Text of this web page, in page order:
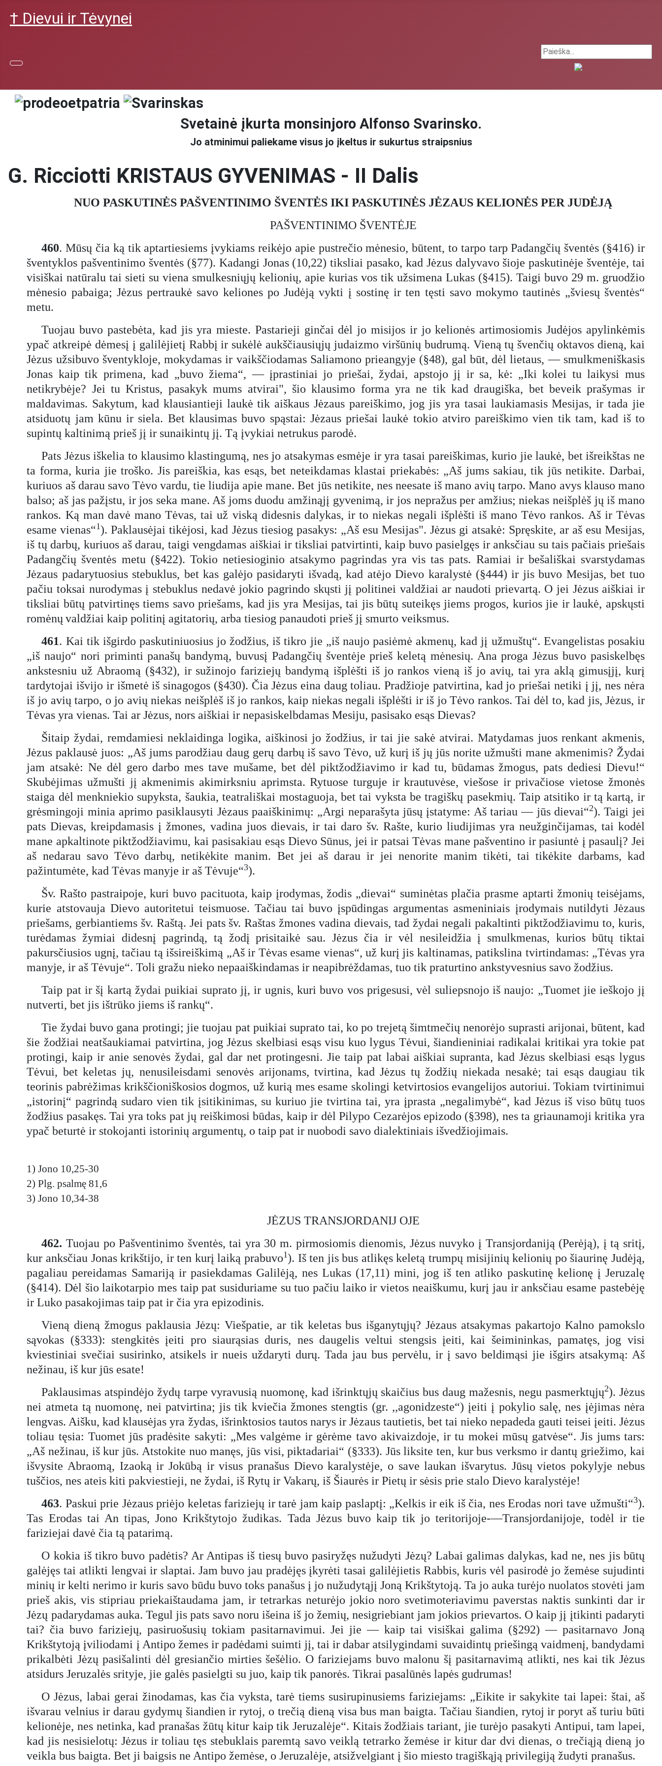
† Dievui ir Tėvynei
Search ...
Svetainė įkurta monsinjoro Alfonso Svarinsko.
Jo atminimui paliekame visus jo įkeltus ir sukurtus straipsnius
G. Ricciotti KRISTAUS GYVENIMAS - II Dalis
NUO PASKUTINĖS PAŠVENTINIMO ŠVENTĖS IKI PASKUTINĖS JĖZAUS KELIONĖS PER JUDĖJĄ
PAŠVENTINIMO ŠVENTĖJE
460. Mūsų čia ką tik aptartiesiems įvykiams reikėjo apie pustrečio mėnesio, būtent, to tarpo tarp Padangčių šventės (§416) ir
šventyklos pašventinimo šventės (§77). Kadangi Jonas (10,22) tiksliai pasako, kad Jėzus dalyvavo šioje paskutinėje šventėje, tai
visiškai natūralu tai sieti su viena smulkesniųjų kelionių, apie kurias vos tik užsimena Lukas (§415). Taigi buvo 29 m. gruodžio
mėnesio pabaiga; Jėzus pertraukė savo keliones po Judėją vykti į sostinę ir ten tęsti savo mokymo tautinės „šviesų šventės“
metu.
Tuojau buvo pastebėta, kad jis yra mieste. Pastarieji ginčai dėl jo misijos ir jo kelionės artimosiomis Judėjos apylinkėmis
ypač atkreipė dėmesį į galilėjietį Rabbį ir sukėlė aukščiausiųjų judaizmo viršūnių budrumą. Vieną tų švenčių oktavos dieną, kai
Jėzus užsibuvo šventykloje, mokydamas ir vaikščiodamas Saliamono prieangyje (§48), gal būt, dėl lietaus, — smulkmeniškasis
Jonas kaip tik primena, kad „buvo žiema“, — įprastiniai jo priešai, žydai, apstojo jį ir sa, kė: „Iki kolei tu laikysi mus
netikrybėje? Jei tu Kristus, pasakyk mums atvirai", šio klausimo forma yra ne tik kad draugiška, bet beveik prašymas ir
maldavimas. Sakytum, kad klausiantieji laukė tik aiškaus Jėzaus pareiškimo, jog jis yra tasai laukiamasis Mesijas, ir tada jie
atsiduotų jam kūnu ir siela. Bet klausimas buvo spąstai: Jėzaus priešai laukė tokio atviro pareiškimo vien tik tam, kad iš to
supintų kaltinimą prieš jį ir sunaikintų jį. Tą įvykiai netrukus parodė.
Pats Jėzus iškelia to klausimo klastingumą, nes jo atsakymas esmėje ir yra tasai pareiškimas, kurio jie laukė, bet išreikštas ne
ta forma, kuria jie troško. Jis pareiškia, kas esąs, bet neteikdamas klastai priekabės: „Aš jums sakiau, tik jūs netikite. Darbai,
kuriuos aš darau savo Tėvo vardu, tie liudija apie mane. Bet jūs netikite, nes neesate iš mano avių tarpo. Mano avys klauso mano
balso; aš jas pažįstu, ir jos seka mane. Aš joms duodu amžinąjį gyvenimą, ir jos nepražus per amžius; niekas neišplėš jų iš mano
rankos. Ką man davė mano Tėvas, tai už viską didesnis dalykas, ir to niekas negali išplėšti iš mano Tėvo rankos. Aš ir Tėvas
esame vienas“1). Paklausėjai tikėjosi, kad Jėzus tiesiog pasakys: „Aš esu Mesijas". Jėzus gi atsakė: Spręskite, ar aš esu Mesijas,
iš tų darbų, kuriuos aš darau, taigi vengdamas aiškiai ir tiksliai patvirtinti, kaip buvo pasielgęs ir anksčiau su tais pačiais priešais
Padangčių šventės metu (§422). Tokio netiesioginio atsakymo pagrindas yra vis tas pats. Ramiai ir bešališkai svarstydamas
Jėzaus padarytuosius stebuklus, bet kas galėjo pasidaryti išvadą, kad atėjo Dievo karalystė (§444) ir jis buvo Mesijas, bet tuo
pačiu toksai nurodymas į stebuklus nedavė jokio pagrindo skųsti jį politinei valdžiai ar naudoti prievartą. O jei Jėzus aiškiai ir
tiksliai būtų patvirtinęs tiems savo priešams, kad jis yra Mesijas, tai jis būtų suteikęs jiems progos, kurios jie ir laukė, apskųsti
romėnų valdžiai kaip politinį agitatorių, arba tiesiog panaudoti prieš jį smurto veiksmus.
461. Kai tik išgirdo paskutiniuosius jo žodžius, iš tikro jie „iš naujo pasiėmė akmenų, kad jį užmuštų“. Evangelistas posakiu
„iš naujo“ nori priminti panašų bandymą, buvusį Padangčių šventėje prieš keletą mėnesių. Ana proga Jėzus buvo pasiskelbęs
ankstesniu už Abraomą (§432), ir sužinojo fariziejų bandymą išplėšti iš jo rankos vieną iš jo avių, tai yra aklą gimusįjį, kurį
tardytojai išvijo ir išmetė iš sinagogos (§430). Čia Jėzus eina daug toliau. Pradžioje patvirtina, kad jo priešai netiki į jį, nes nėra
iš jo avių tarpo, o jo avių niekas neišplėš iš jo rankos, kaip niekas negali išplėšti ir iš jo Tėvo rankos. Tai dėl to, kad jis, Jėzus, ir
Tėvas yra vienas. Tai ar Jėzus, nors aiškiai ir nepasiskelbdamas Mesiju, pasisako esąs Dievas?
Šitaip žydai, remdamiesi neklaidinga logika, aiškinosi jo žodžius, ir tai jie sakė atvirai. Matydamas juos renkant akmenis,
Jėzus paklausė juos: „Aš jums parodžiau daug gerų darbų iš savo Tėvo, už kurį iš jų jūs norite užmušti mane akmenimis? Žydai
jam atsakė: Ne dėl gero darbo mes tave mušame, bet dėl piktžodžiavimo ir kad tu, būdamas žmogus, pats dediesi Dievu!“
Skubėjimas užmušti jį akmenimis akimirksniu aprimsta. Rytuose turguje ir krautuvėse, viešose ir privačiose vietose žmonės
staiga dėl menkniekio supyksta, šaukia, teatrališkai mostaguoja, bet tai vyksta be tragiškų pasekmių. Taip atsitiko ir tą kartą, ir
grėsmingoji minia aprimo pasiklausyti Jėzaus paaiškinimų: „Argi neparašyta jūsų įstatyme: Aš tariau — jūs dievai“2). Taigi jei
pats Dievas, kreipdamasis į žmones, vadina juos dievais, ir tai daro šv. Rašte, kurio liudijimas yra neužginčijamas, tai kodėl
mane apkaltinote piktžodžiavimu, kai pasisakiau esąs Dievo Sūnus, jei ir patsai Tėvas mane pašventino ir pasiuntė į pasaulį? Jei
aš nedarau savo Tėvo darbų, netikėkite manim. Bet jei aš darau ir jei nenorite manim tikėti, tai tikėkite darbams, kad
pažintumėte, kad Tėvas manyje ir aš Tėvuje“3).
Šv. Rašto pastraipoje, kuri buvo pacituota, kaip įrodymas, žodis „dievai“ suminėtas plačia prasme aptarti žmonių teisėjams,
kurie atstovauja Dievo autoritetui teismuose. Tačiau tai buvo įspūdingas argumentas asmeniniais įrodymais nutildyti Jėzaus
priešams, gerbiantiems šv. Raštą. Jei pats šv. Raštas žmones vadina dievais, tad žydai negali pakaltinti piktžodžiavimu to, kuris,
turėdamas žymiai didesnį pagrindą, tą žodį prisitaikė sau. Jėzus čia ir vėl nesileidžia į smulkmenas, kurios būtų tiktai
pakursčiusios ugnį, tačiau tą išsireiškimą „Aš ir Tėvas esame vienas“, už kurį jis kaltinamas, patikslina tvirtindamas: „Tėvas yra
manyje, ir aš Tėvuje“. Toli gražu nieko nepaaiškindamas ir neapibrėždamas, tuo tik praturtino ankstyvesnius savo žodžius.
Taip pat ir šį kartą žydai puikiai suprato jį, ir ugnis, kuri buvo vos prigesusi, vėl suliepsnojo iš naujo: „Tuomet jie ieškojo jį
nutverti, bet jis ištrūko jiems iš rankų“.
Tie žydai buvo gana protingi; jie tuojau pat puikiai suprato tai, ko po trejetą šimtmečių nenorėjo suprasti arijonai, būtent, kad
šie žodžiai neatšaukiamai patvirtina, jog Jėzus skelbiasi esąs visu kuo lygus Tėvui, šiandieniniai radikalai kritikai yra tokie pat
protingi, kaip ir anie senovės žydai, gal dar net protingesni. Jie taip pat labai aiškiai supranta, kad Jėzus skelbiasi esąs lygus
Tėvui, bet keletas jų, nenusileisdami senovės arijonams, tvirtina, kad Jėzus tų žodžių niekada nesakė; tai esąs daugiau tik
teorinis pabrėžimas krikščioniškosios dogmos, už kurią mes esame skolingi ketvirtosios evangelijos autoriui. Tokiam tvirtinimui
„istorinį“ pagrindą sudaro vien tik įsitikinimas, su kuriuo jie tvirtina tai, yra įprasta „negalimybė“, kad Jėzus iš viso būtų tuos
žodžius pasakęs. Tai yra toks pat jų reiškimosi būdas, kaip ir dėl Pilypo Cezarėjos epizodo (§398), nes ta griaunamoji kritika yra
ypač beturtė ir stokojanti istorinių argumentų, o taip pat ir nuobodi savo dialektiniais išvedžiojimais.
1) Jono 10,25-30
2) Plg. psalmę 81,6
3) Jono 10,34-38
JĖZUS TRANSJORDANIJ OJE
462. Tuojau po Pašventinimo šventės, tai yra 30 m. pirmosiomis dienomis, Jėzus nuvyko į Transjordaniją (Perėją), į tą sritį,
kur anksčiau Jonas krikštijo, ir ten kurį laiką prabuvo1). Iš ten jis bus atlikęs keletą trumpų misijinių kelionių po šiaurinę Judėją,
pagaliau pereidamas Samariją ir pasiekdamas Galilėją, nes Lukas (17,11) mini, jog iš ten atliko paskutinę kelionę į Jeruzalę
(§414). Dėl šio laikotarpio mes taip pat susiduriame su tuo pačiu laiko ir vietos neaiškumu, kurį jau ir anksčiau esame pastebėję
ir Luko pasakojimas taip pat ir čia yra epizodinis.
Vieną dieną žmogus paklausia Jėzų: Viešpatie, ar tik keletas bus išganytųjų? Jėzaus atsakymas pakartojo Kalno pamokslo
sąvokas (§333): stengkitės įeiti pro siaurąsias duris, nes daugelis veltui stengsis įeiti, kai šeimininkas, pamatęs, jog visi
kviestiniai svečiai susirinko, atsikels ir nueis uždaryti durų. Tada jau bus pervėlu, ir į savo beldimąsi jie išgirs atsakymą: Aš
nežinau, iš kur jūs esate!
Paklausimas atspindėjo žydų tarpe vyravusią nuomonę, kad išrinktųjų skaičius bus daug mažesnis, negu pasmerktųjų2). Jėzus
nei atmeta tą nuomonę, nei patvirtina; jis tik kviečia žmones stengtis (gr. ,,agonidzeste“) įeiti į pokylio salę, nes įėjimas nėra
lengvas. Aišku, kad klausėjas yra žydas, išrinktosios tautos narys ir Jėzaus tautietis, bet tai nieko nepadeda gauti teisei įeiti. Jėzus
toliau tęsia: Tuomet jūs pradėsite sakyti: „Mes valgėme ir gėrėme tavo akivaizdoje, ir tu mokei mūsų gatvėse“. Jis jums tars:
„Aš nežinau, iš kur jūs. Atstokite nuo manęs, jūs visi, piktadariai“ (§333). Jūs liksite ten, kur bus verksmo ir dantų griežimo, kai
išvysite Abraomą, Izaoką ir Jokūbą ir visus pranašus Dievo karalystėje, o save laukan išvarytus. Jūsų vietos pokylyje nebus
tuščios, nes ateis kiti pakviestieji, ne žydai, iš Rytų ir Vakarų, iš Šiaurės ir Pietų ir sėsis prie stalo Dievo karalystėje!
463. Paskui prie Jėzaus priėjo keletas fariziejų ir tarė jam kaip paslaptį: „Kelkis ir eik iš čia, nes Erodas nori tave užmušti“3).
Tas Erodas tai An tipas, Jono Krikštytojo žudikas. Tada Jėzus buvo kaip tik jo teritorijoje-—Transjordanijoje, todėl ir tie
fariziejai davė čia tą patarimą.
O kokia iš tikro buvo padėtis? Ar Antipas iš tiesų buvo pasiryžęs nužudyti Jėzų? Labai galimas dalykas, kad ne, nes jis būtų
galėjęs tai atlikti lengvai ir slaptai. Jam buvo jau pradėjęs įkyrėti tasai galilėjietis Rabbis, kuris vėl pasirodė jo žemėse sujudinti
minių ir kelti nerimo ir kuris savo būdu buvo toks panašus į jo nužudytąjį Joną Krikštytoją. Ta jo auka turėjo nuolatos stovėti jam
prieš akis, vis stipriau priekaištaudama jam, ir tetrarkas neturėjo jokio noro svetimoteriavimu paverstas naktis sunkinti dar ir
Jėzų padarydamas auka. Tegul jis pats savo noru išeina iš jo žemių, nesigriebiant jam jokios prievartos. O kaip jį įtikinti padaryti
tai? čia buvo fariziejų, pasiruošusių tokiam pasitarnavimui. Jei jie — kaip tai visiškai galima (§292) — pasitarnavo Joną
Krikštytoją įviliodami į Antipo žemes ir padėdami suimti jį, tai ir dabar atsilygindami suvaidintų priešingą vaidmenį, bandydami
prikalbėti Jėzų pasišalinti dėl gresiančio mirties šešėlio. O fariziejams buvo malonu šį pasitarnavimą atlikti, nes kai tik Jėzus
atsidurs Jeruzalės srityje, jie galės pasielgti su juo, kaip tik panorės. Tikrai pasalūnės lapės gudrumas!
O Jėzus, labai gerai žinodamas, kas čia vyksta, tarė tiems susirupinusiems fariziejams: „Eikite ir sakykite tai lapei: štai, aš
išvarau velnius ir darau gydymų šiandien ir rytoj, o trečią dieną visa bus man baigta. Tačiau šiandien, rytoj ir poryt aš turiu būti
kelionėje, nes netinka, kad pranašas žūtų kitur kaip tik Jeruzalėje“. Kitais žodžiais tariant, jie turėjo pasakyti Antipui, tam lapei,
kad jis nesisielotų: Jėzus ir toliau tęs stebuklais paremtą savo veiklą tetrarko žemėse ir kitur dar dvi dienas, o trečiąją dieną jo
veikla bus baigta. Bet ji baigsis ne Antipo žemėse, o Jeruzalėje, atsižvelgiant į šio miesto tragiškąją privilegiją žudyti pranašus.